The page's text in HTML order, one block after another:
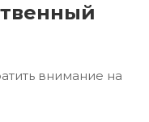
внимание на